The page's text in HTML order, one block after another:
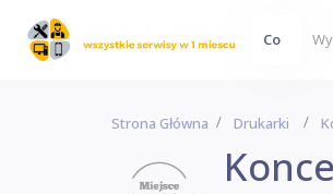
Co
Strona Główna Drukarki